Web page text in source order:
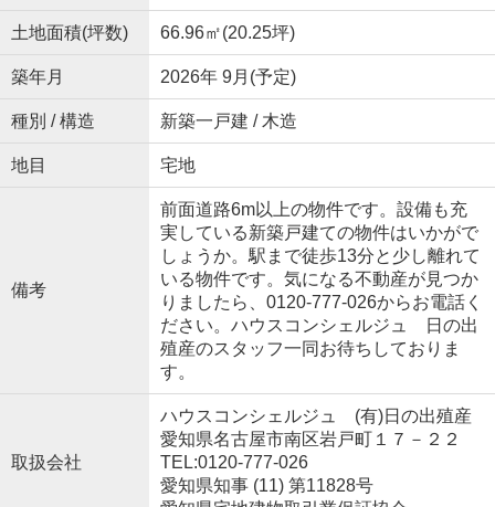
土地面積(坪数) 66.96㎡(20.25坪)
築年月 2026年 9月(予定)
種別 / 構造 新築一戸建 / 木造
地目 宅地
備考
前面道路6m以上の物件です。設備も充
実している新築戸建ての物件はいかがで
しょうか。駅まで徒歩13分と少し離れて
いる物件です。気になる不動産が見つか
りましたら、0120-777-026からお電話く
ださい。ハウスコンシェルジュ 日の出
殖産のスタッフ一同お待ちしておりま
す。
取扱会社
ハウスコンシェルジュ (有)日の出殖産
愛知県名古屋市南区岩戸町１７－２２
TEL:0120-777-026
愛知県知事 (11) 第11828号